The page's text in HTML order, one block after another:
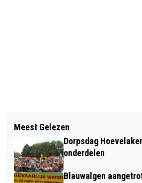
NIJSOCO IS EIGENLIJK
FEEST, WAARBIJ OOK
GEVOETBALD WORDT
SCHAAKTAFELS TIJDENS
SCHAAKINSTUIF
Meest Gelezen
Dorpsdag
onderdelen
Blauwalgen